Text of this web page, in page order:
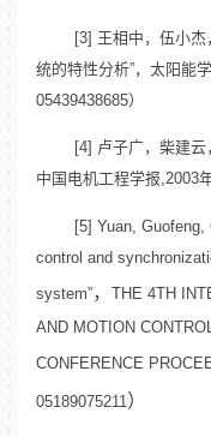
[3] 王相中，伍小杰
统的特性分析”，太阳能
05439438685）
[4] 卢子广，柴建云
中国电机工程学报,2003
[5] Yuan, Guofeng,
control and
system”， THE 4TH
AND MOTION
CONFERENCE
05189075211 ）